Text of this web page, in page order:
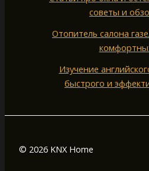
советы и
Отопитель салона
Изучение
быстрого и
© 2026 KNX Home